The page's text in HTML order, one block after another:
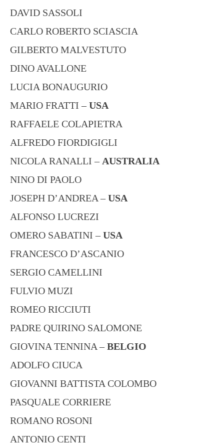
DAVID SASSOLI
CARLO ROBERTO SCIASCIA
GILBERTO MALVESTUTO
DINO AVALLONE
LUCIA BONAUGURIO
MARIO FRATTI –USA
RAFFAELE COLAPIETRA
ALFREDO FIORDIGIGLI
NICOLA RANALLI – AUSTRALIA
NINO DI PAOLO
JOSEPH D’ANDREA –USA
ALFONSO LUCREZI
OMERO SABATINI –USA
FRANCESCO D’ASCANIO
SERGIO CAMELLINI
FULVIO MUZI
ROMEO RICCIUTI
PADRE QUIRINO SALOMONE
GIOVINA TENNINA –BELGIO
ADOLFO CIUCA
GIOVANNI BATTISTA COLOMBO
PASQUALE CORRIERE
ROMANO ROSONI
ANTONIO CENTI